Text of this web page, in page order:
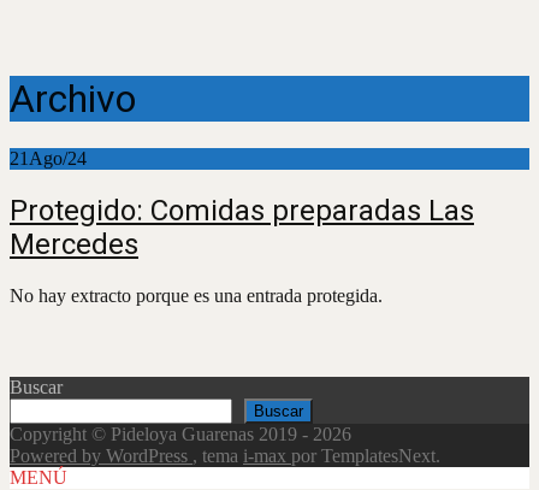
Archivo
21 Ago/24
Protegido: Comidas preparadas Las
Mercedes
No hay extracto porque es una entrada protegida.
Buscar
Buscar
Copyright © Pideloya Guarenas 2019 - 2026
Powered by WordPress , tema i-max por TemplatesNext.
Scroll
MENÚ